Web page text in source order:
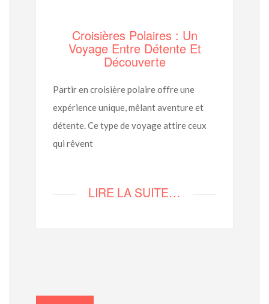
Croisières Polaires : Un
Voyage Entre Détente Et
Découverte
Partir en croisière polaire offre une
expérience unique, mêlant aventure et
détente. Ce type de voyage attire ceux
qui rêvent
LIRE LA SUITE…